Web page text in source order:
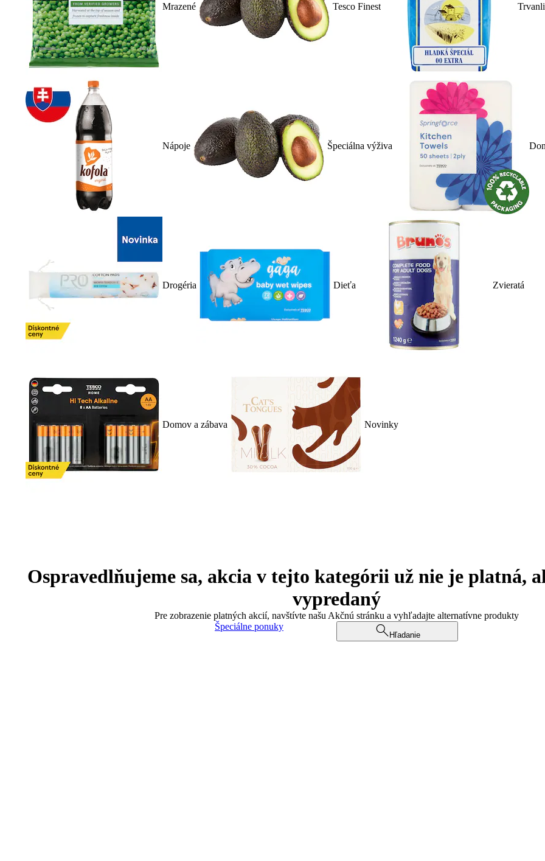
Mrazené Tesco Finest
Nápoje Špeciálna výživa
Drogéria Dieťa Zvieratá
Domov a zábava Novinky
Ospravedlňujeme sa, akcia v tejto kategórii už nie je platná,
vypredaný
Pre zobrazenie platných akcií, navštívte našu Akčnú stránku a vyhľadajte alternatívne produkty
Špeciálne ponuky
Hľadanie